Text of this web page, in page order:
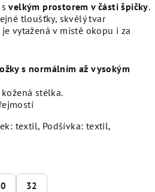
svelkým prostorem v části špičky.
tloušťky, skvělý tvar
vytažená v místě okopu i za
s normálním až vysokým
stélka.
textil, Podšívka: textil,
32